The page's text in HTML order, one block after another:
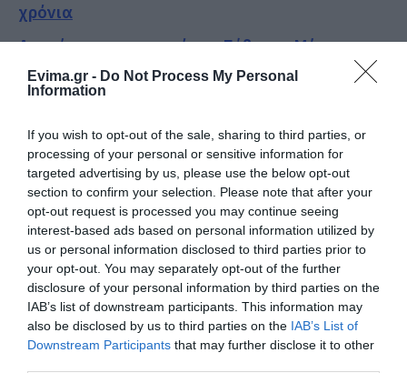
Evima.gr - Do Not Process My Personal
Information
If you wish to opt-out of the sale, sharing to third parties, or
processing of your personal or sensitive information for
targeted advertising by us, please use the below opt-out
section to confirm your selection. Please note that after your
opt-out request is processed you may continue seeing
interest-based ads based on personal information utilized by
us or personal information disclosed to third parties prior to
your opt-out. You may separately opt-out of the further
disclosure of your personal information by third parties on the
IAB’s list of downstream participants. This information may
also be disclosed by us to third parties on the IAB’s List of
Downstream Participants that may further disclose it to other
χρόνια
Αγανάκτηση σε χωριό της Εύβοιας: Μένουν
κάθε μέρα χωρίς νερό – Σοβαρή καταγγελία
Διαβάστε όλες τιςειδήσεις για την Εύβοια
Διαβάστε όλες τις τελευταίες ειδήσειςγια την
Ελλάδακαι τονΚόσμοστοevima.gr
TAGS: ΕΙΔΗΣΕΙΣ ΕΙΔΗΣΕΙΣ ΣΗΜΕΡΑ
ΜΙΣΘΟΙ
ΝΕΑ
ΠΡΟΣΛΗΨΕΙΣ
ΡΟΗ ΕΙΔΗΣΕΩΝ
Προσοχή στις μεταφορές με IRIS:
Δείτε τι ανακοινώθηκε σήμερα